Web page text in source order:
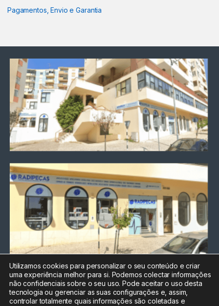
Pagamentos, Envio e Garantia
Chamada para a rede fixa
nacional
Electrónica:212
Utilizamos cookies para personalizar o seu conteúdo e criar
uma experiência melhor para si. Podemos colectar informações
não confidenciais sobre o seu uso. Pode aceitar o uso desta
tecnologia ou gerenciar as suas configurações e, assim,
controlar totalmente quais informações são coletadas e